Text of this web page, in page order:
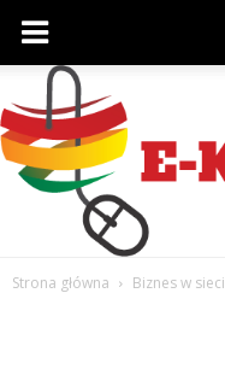
Strona główna Biznes w sieci